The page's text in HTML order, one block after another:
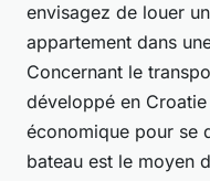
envisagez de louer
appartement dans
Concernant le
développé en
économique pour se
bateau est le moyen